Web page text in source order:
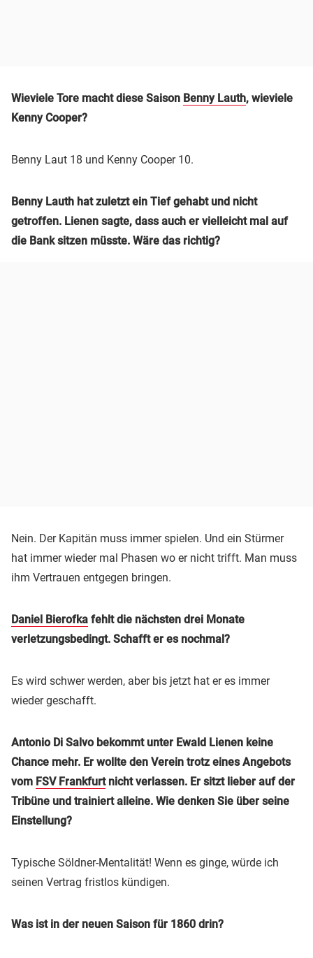
Wieviele Tore macht diese Saison Benny Lauth, wieviele
Kenny Cooper?
Benny Laut 18 und Kenny Cooper 10.
Benny Lauth hat zuletzt ein Tief gehabt und nicht
getroffen. Lienen sagte, dass auch er vielleicht mal auf
die Bank sitzen müsste. Wäre das richtig?
Nein. Der Kapitän muss immer spielen. Und ein Stürmer
hat immer wieder mal Phasen wo er nicht trifft. Man muss
ihm Vertrauen entgegen bringen.
Daniel Bierofka fehlt die nächsten drei Monate
verletzungsbedingt. Schafft er es nochmal?
Es wird schwer werden, aber bis jetzt hat er es immer
wieder geschafft.
Antonio Di Salvo bekommt unter Ewald Lienen keine
Chance mehr. Er wollte den Verein trotz eines Angebots
vom FSV Frankfurtnicht verlassen. Er sitzt lieber auf der
Tribüne und trainiert alleine. Wie denken Sie über seine
Einstellung?
Typische Söldner-Mentalität! Wenn es ginge, würde ich
seinen Vertrag fristlos kündigen.
Was ist in der neuen Saison für 1860 drin?